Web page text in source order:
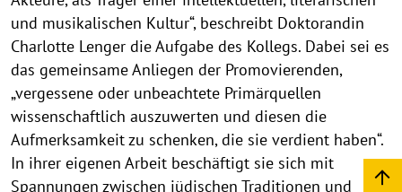
d
und musikalischen Kultur“, beschreibt Doktorandin
Charlotte Lenger die Aufgabe des Kollegs. Dabei sei es
das gemeinsame Anliegen der Promovierenden,
„vergessene oder unbeachtete Primärquellen
wissenschaftlich auszuwerten und diesen die
Aufmerksamkeit zu schenken, die sie verdient haben“.
In ihrer eigenen Arbeit beschäftigt sie sich mit
Spannungen zwischen jüdischen Traditionen und